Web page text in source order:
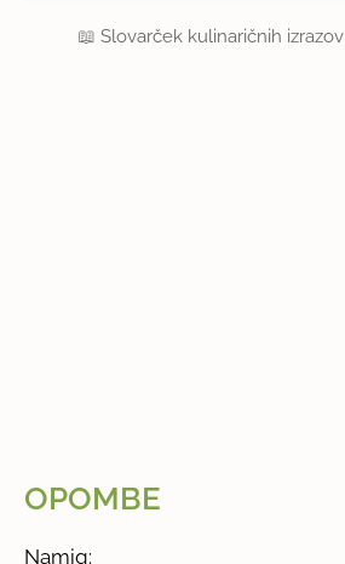
📖Slovarček kulinaričnih izrazov
OPOMBE
Namig: